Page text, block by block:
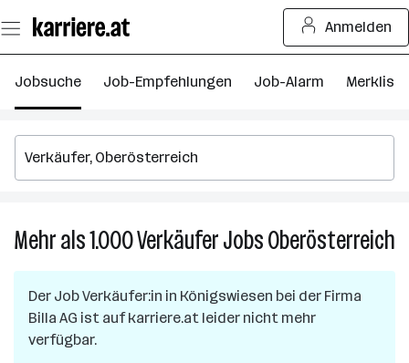
Seiteninhalt
springen
Anmelden
Jobsuche Job-Empfehlungen Job-Alarm Merkliste
Mehr als 1.000VerkäuferJobsOberösterreich
Der JobVerkäufer:in in Königswiesen bei der Firma
Billa AG ist auf karriere.at leider nicht mehr
verfügbar.